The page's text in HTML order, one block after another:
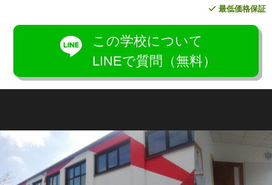
最低価格保証
この学校について
LINEで質問（無料）